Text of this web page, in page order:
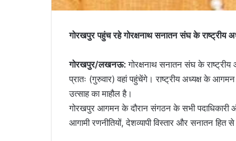
गोरखपुर पहुंच रहे गोरक्षनाथ सनातन संघ के राष्ट्रीय
​गोरखपुर/लखनऊ:गोरक्षनाथ सनातन संघ के
प्रातः (गुरुवार) वहां पहुंचेंगे। राष्ट्रीय अध्यक्ष के
उत्साह का माहौल है।
​गोरखपुर आगमन के दौरान संगठन के सभी पदाधिकारी
आगामी रणनीतियों, देशव्यापी विस्तार और सनातन हित से